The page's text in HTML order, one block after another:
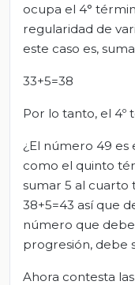
ocupa el 4°
regularidad de
este caso es,
33+5=38
Por lo tanto, el 4º
¿El número 49
como el quinto
sumar 5 al cuarto
38+5=43 así que
número que
progresión, debe
Ahora contesta